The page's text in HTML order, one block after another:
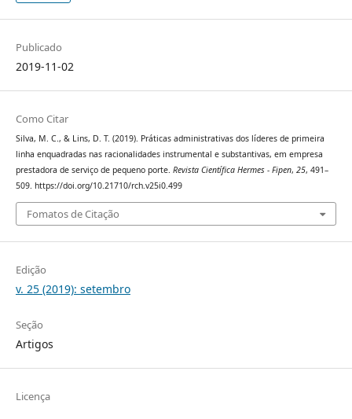
Publicado
2019-11-02
Como Citar
Silva, M. C., & Lins, D. T. (2019). Práticas administrativas dos líderes de primeira
linha enquadradas nas racionalidades instrumental e substantivas, em empresa
prestadora de serviço de pequeno porte. Revista Científica Hermes - Fipen, 25, 491–
509. https://doi.org/10.21710/rch.v25i0.499
Fomatos de Citação
Edição
v. 25 (2019): setembro
Seção
Artigos
Licença